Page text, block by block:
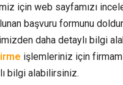
için web sayfamızı
başvuru formunu
daha detaylı bilgi
işlemleriniz için
bilgi alabilirsiniz.